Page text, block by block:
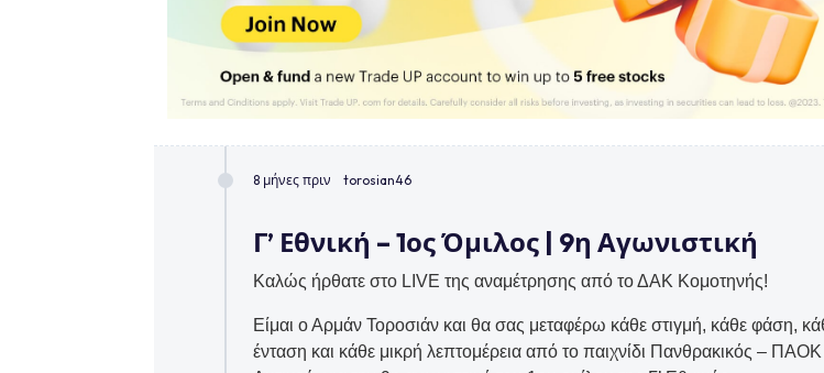
8 μήνες πριν torosian46
Γ’ Εθνική – 1ος Όμιλος | 9η Αγωνιστική
Καλώς ήρθατε στο LIVE της αναμέτρησης από το ΔΑΚ Κομοτηνής!
Είμαι ο Αρμάν Τοροσιάν και θα σας μεταφέρω κάθε στιγμή, κάθε φάση,
ένταση και κάθε μικρή λεπτομέρεια από το παιχνίδι Πανθρακικός – ΠΑΟΚ